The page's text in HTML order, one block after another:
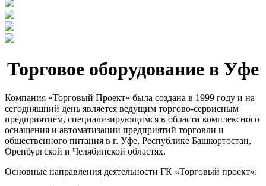
Торговое оборудование в Уфе
Компания «Торговый Проект» была создана в 1999 году и на
сегодняшний день является ведущим торгово-сервисным
предприятием, специализирующимся в области комплексного
оснащения и автоматизации предприятий торговли и
общественного питания в г. Уфе, Республике Башкортостан,
Оренбургской и Челябинской областях.
Основные направления деятельности ГК «Торговый проект»: